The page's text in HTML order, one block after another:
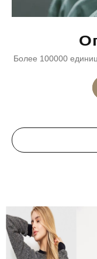
Более 100000